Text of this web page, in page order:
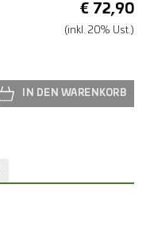
€ 72,90
(inkl. 20% Ust.)